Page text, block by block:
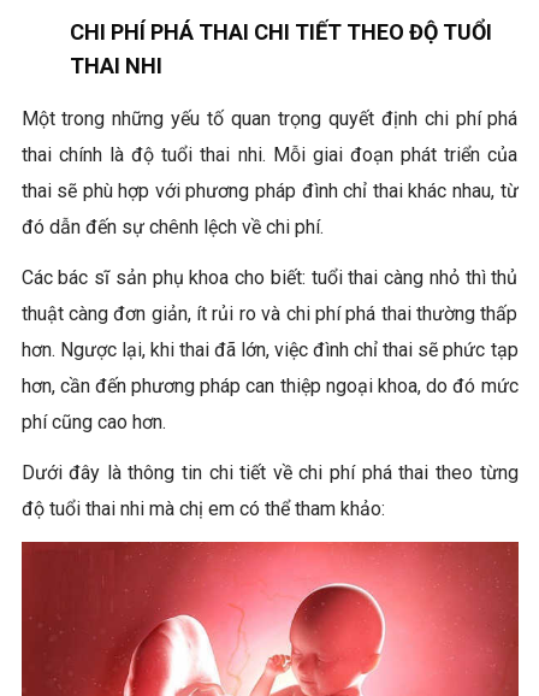
CHI PHÍ PHÁ THAI CHI TIẾT THEO ĐỘ TUỔI
THAI NHI
Một trong những yếu tố quan trọng quyết định chi phí phá
thai chính là độ tuổi thai nhi. Mỗi giai đoạn phát triển của
thai sẽ phù hợp với phương pháp đình chỉ thai khác nhau, từ
đó dẫn đến sự chênh lệch về chi phí.
Các bác sĩ sản phụ khoa cho biết: tuổi thai càng nhỏ thì thủ
thuật càng đơn giản, ít rủi ro và chi phí phá thai thường thấp
hơn. Ngược lại, khi thai đã lớn, việc đình chỉ thai sẽ phức tạp
hơn, cần đến phương pháp can thiệp ngoại khoa, do đó mức
phí cũng cao hơn.
Dưới đây là thông tin chi tiết về chi phí phá thai theo từng
độ tuổi thai nhi mà chị em có thể tham khảo: